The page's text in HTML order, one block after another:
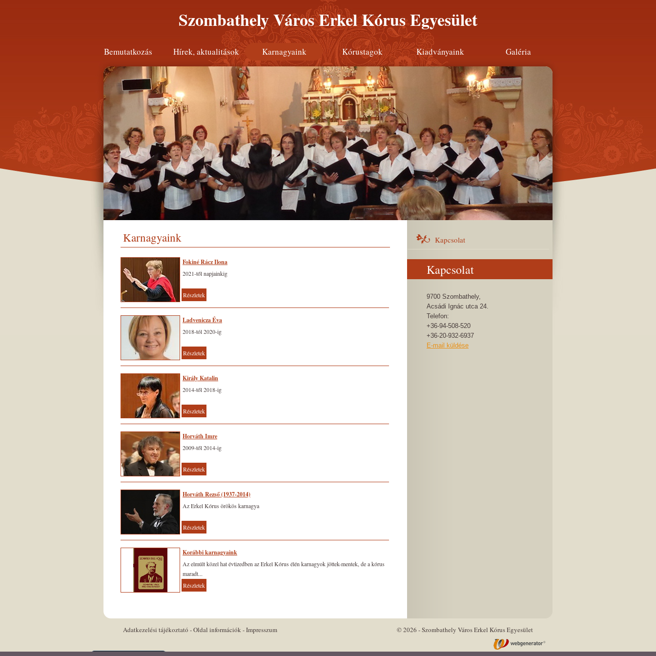
Szombathely Város Erkel Kórus Egyesület
Bemutatkozás Hírek, aktualitások Karnagyaink Kórustagok Kiadványaink Galéria
Kapcsolat
Kapcsolat
9700 Szombathely,
Acsádi Ignác utca 24.
Telefon:
+36-94-508-520
+36-20-932-6937
E-mail küldése
Karnagyaink
Fokiné Rácz Ilona
2021-től napjainkig
Részletek
Ladvenicza Éva
2018-tól 2020-ig
Részletek
Király Katalin
2014-től 2018-ig
Részletek
Horváth Imre
2009-től 2014-ig
Részletek
Horváth Rezső (1937-2014)
Az Erkel Kórus örökös karnagya
Részletek
Korábbi karnagyaink
Az elmúlt közel hat évtizedben az Erkel Kórus élén karnagyok jöttek-mentek, de a kórus
maradt...
Részletek
Adatkezelési tájékoztató -Oldal információk-Impresszum © 2026 - Szombathely Város Erkel Kórus Egyesület